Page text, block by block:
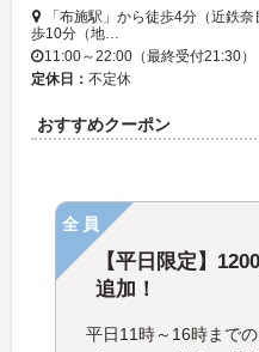
「布施駅」から徒歩4分（近鉄
歩10分（地…
11:00～22:00（最終受付21:30）
定休日： 不定休
おすすめクーポン
全員
【平日限定】
追加！
平日11時～16時まで